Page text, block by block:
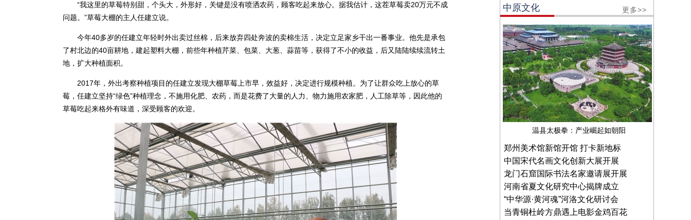
“我这里的草莓特别甜，个头大，外形好，关键是没有喷洒农药，顾客吃起来放心。据我估计，这茬草莓卖20万元不成
问题。”草莓大棚的主人任建立说。
今年40多岁的任建立年轻时外出卖过丝棉，后来放弃四处奔波的卖棉生活，决定立足家乡干出一番事业。他先是承包
了村北边的40亩耕地，建起塑料大棚，前些年种植芹菜、包菜、大葱、蒜苗等，获得了不小的收益，后又陆陆续续流转土
地，扩大种植面积。
2017年，外出考察种植项目的任建立发现大棚草莓上市早，效益好，决定进行规模种植。为了让群众吃上放心的草
莓，任建立坚持“绿色”种植理念，不施用化肥、农药，而是花费了大量的人力、物力施用农家肥，人工除草等，因此他的
草莓吃起来格外有味道，深受顾客的欢迎。
中原文化 更多>>
温县太极拳：产业崛起如朝阳
郑州美术馆新馆开馆 打卡新地标
中国宋代名画文化创新大展开展
龙门石窟国际书法名家邀请展开展
河南省夏文化研究中心揭牌成立
“中华源·黄河魂”河洛文化研讨会
当青铜杜岭方鼎遇上电影金鸡百花